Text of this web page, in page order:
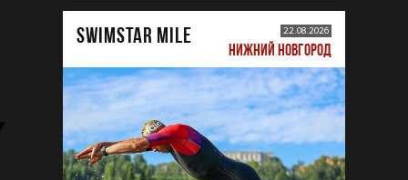
SWIMSTAR MILE 22.08.2026
НИЖНИЙ НОВГОРОД